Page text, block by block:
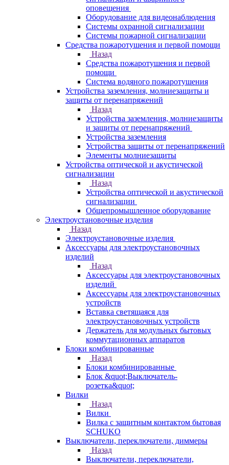
оповещения
Оборудование для видеонаблюдения
Системы охранной сигнализации
Системы пожарной сигнализации
Средства пожаротушения и первой помощи
Назад
Средства пожаротушения и первой
помощи
Система водяного пожаротушения
Устройства заземления, молниезащиты и
защиты от перенапряжений
Назад
Устройства заземления, молниезащиты
и защиты от перенапряжений
Устройства заземления
Устройства защиты от перенапряжений
Элементы молниезащиты
Устройства оптической и акустической
сигнализации
Назад
Устройства оптической и акустической
сигнализации
Общепромышленное оборудование
Электроустановочные изделия
Назад
Электроустановочные изделия
Аксессуары для электроустановочных
изделий
Назад
Аксессуары для электроустановочных
изделий
Аксессуары для электроустановочных
устройств
Вставка светящаяся для
электроустановочных устройств
Держатель для модульных бытовых
коммутационных аппаратов
Блоки комбинированные
Назад
Блоки комбинированные
Блок &quot;Выключатель-
розетка&quot;
Вилки
Назад
Вилки
Вилка с защитным контактом бытовая
SCHUKO
Выключатели, переключатели, диммеры
Назад
Выключатели, переключатели,